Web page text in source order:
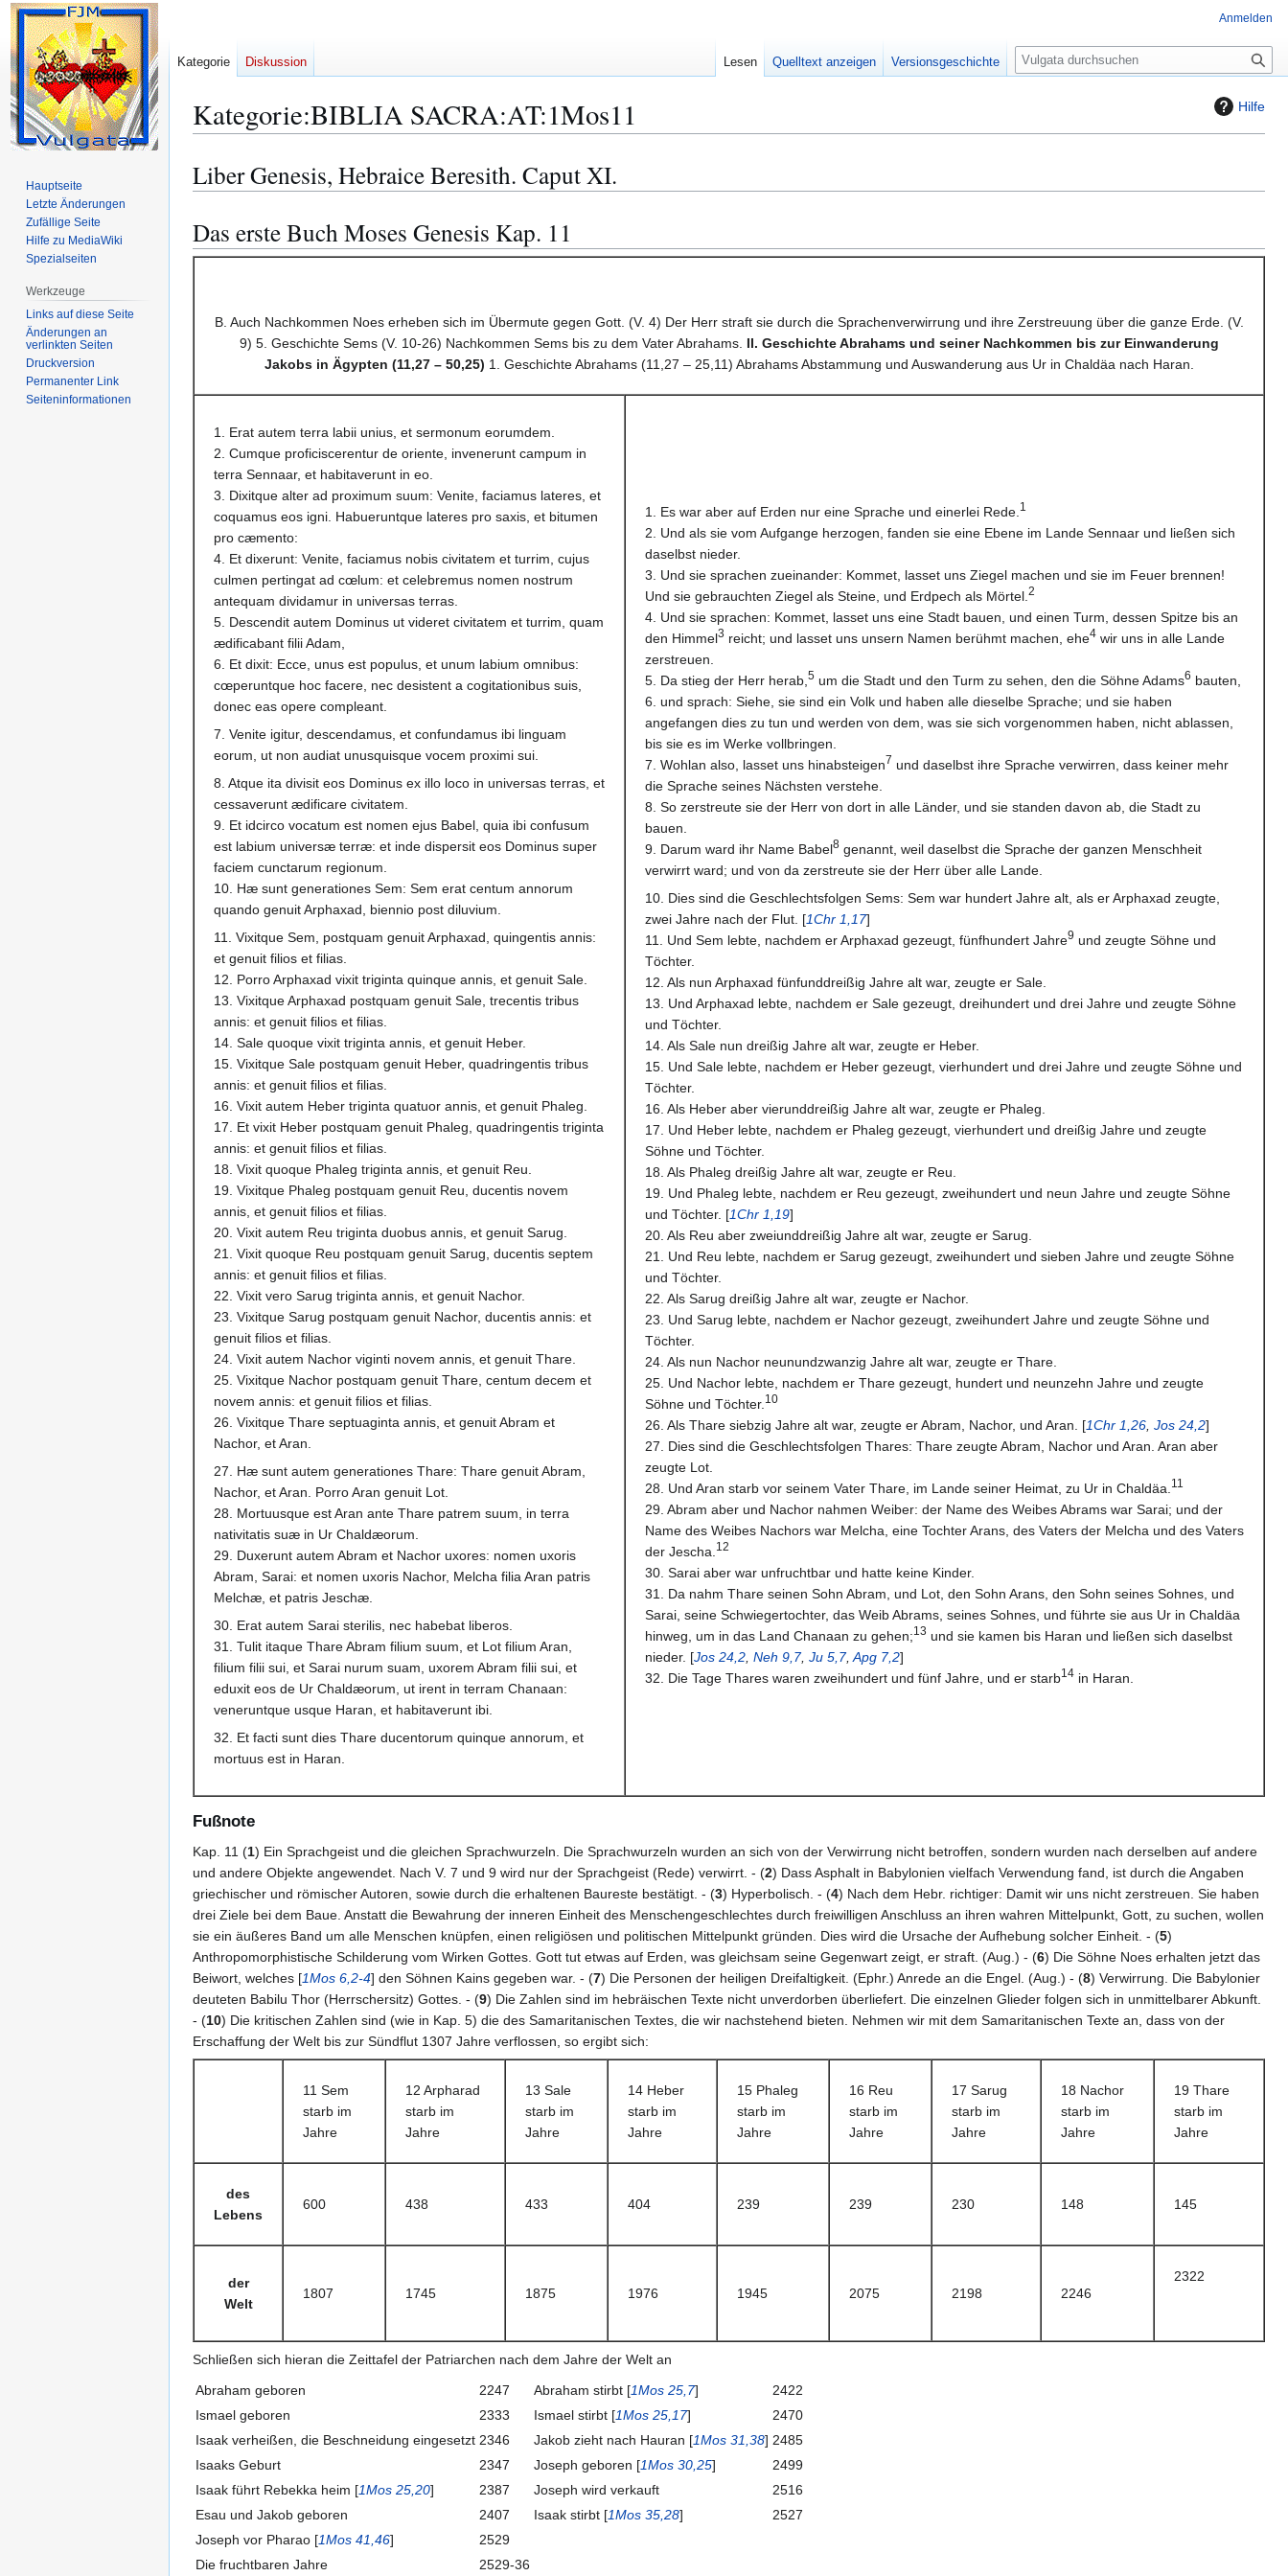
Hilfe
Kategorie:BIBLIA SACRA:AT:1Mos11
Zur
Navigation
Zur
Suche
Liber Genesis, Hebraice Beresith. Caput XI.
Das erste Buch Moses Genesis Kap. 11
B. Auch Nachkommen Noes erheben sich im Übermute gegen Gott. (V. 4) Der Herr straft sie durch die Sprachenverwirrung und ihre Zerstreuung über die ganze Erde. (V.
9) 5. Geschichte Sems (V. 10-26) Nachkommen Sems bis zu dem Vater Abrahams. II. Geschichte Abrahams und seiner Nachkommen bis zur Einwanderung
Jakobs in Ägypten (11,27 – 50,25) 1. Geschichte Abrahams (11,27 – 25,11) Abrahams Abstammung und Auswanderung aus Ur in Chaldäa nach Haran.
1. Erat autem terra labii unius, et sermonum eorumdem.
2. Cumque proficiscerentur de oriente, invenerunt campum in
terra Sennaar, et habitaverunt in eo.
3. Dixitque alter ad proximum suum: Venite, faciamus lateres, et
coquamus eos igni. Habueruntque lateres pro saxis, et bitumen
pro cæmento:
4. Et dixerunt: Venite, faciamus nobis civitatem et turrim, cujus
culmen pertingat ad cœlum: et celebremus nomen nostrum
antequam dividamur in universas terras.
5. Descendit autem Dominus ut videret civitatem et turrim, quam
ædificabant filii Adam,
6. Et dixit: Ecce, unus est populus, et unum labium omnibus:
cœperuntque hoc facere, nec desistent a cogitationibus suis,
donec eas opere compleant.
7. Venite igitur, descendamus, et confundamus ibi linguam
eorum, ut non audiat unusquisque vocem proximi sui.
8. Atque ita divisit eos Dominus ex illo loco in universas terras, et
cessaverunt ædificare civitatem.
9. Et idcirco vocatum est nomen ejus Babel, quia ibi confusum
est labium universæ terræ: et inde dispersit eos Dominus super
faciem cunctarum regionum.
10. Hæ sunt generationes Sem: Sem erat centum annorum
quando genuit Arphaxad, biennio post diluvium.
11. Vixitque Sem, postquam genuit Arphaxad, quingentis annis:
et genuit filios et filias.
12. Porro Arphaxad vixit triginta quinque annis, et genuit Sale.
13. Vixitque Arphaxad postquam genuit Sale, trecentis tribus
annis: et genuit filios et filias.
14. Sale quoque vixit triginta annis, et genuit Heber.
15. Vixitque Sale postquam genuit Heber, quadringentis tribus
annis: et genuit filios et filias.
16. Vixit autem Heber triginta quatuor annis, et genuit Phaleg.
17. Et vixit Heber postquam genuit Phaleg, quadringentis triginta
annis: et genuit filios et filias.
18. Vixit quoque Phaleg triginta annis, et genuit Reu.
19. Vixitque Phaleg postquam genuit Reu, ducentis novem
annis, et genuit filios et filias.
20. Vixit autem Reu triginta duobus annis, et genuit Sarug.
21. Vixit quoque Reu postquam genuit Sarug, ducentis septem
annis: et genuit filios et filias.
22. Vixit vero Sarug triginta annis, et genuit Nachor.
23. Vixitque Sarug postquam genuit Nachor, ducentis annis: et
genuit filios et filias.
24. Vixit autem Nachor viginti novem annis, et genuit Thare.
25. Vixitque Nachor postquam genuit Thare, centum decem et
novem annis: et genuit filios et filias.
26. Vixitque Thare septuaginta annis, et genuit Abram et
Nachor, et Aran.
27. Hæ sunt autem generationes Thare: Thare genuit Abram,
Nachor, et Aran. Porro Aran genuit Lot.
28. Mortuusque est Aran ante Thare patrem suum, in terra
nativitatis suæ in Ur Chaldæorum.
29. Duxerunt autem Abram et Nachor uxores: nomen uxoris
Abram, Sarai: et nomen uxoris Nachor, Melcha filia Aran patris
Melchæ, et patris Jeschæ.
30. Erat autem Sarai sterilis, nec habebat liberos.
31. Tulit itaque Thare Abram filium suum, et Lot filium Aran,
filium filii sui, et Sarai nurum suam, uxorem Abram filii sui, et
eduxit eos de Ur Chaldæorum, ut irent in terram Chanaan:
veneruntque usque Haran, et habitaverunt ibi.
32. Et facti sunt dies Thare ducentorum quinque annorum, et
mortuus est in Haran.
1. Es war aber auf Erden nur eine Sprache und einerlei Rede. 1
2. Und als sie vom Aufgange herzogen, fanden sie eine Ebene im Lande Sennaar und ließen sich
daselbst nieder.
3. Und sie sprachen zueinander: Kommet, lasset uns Ziegel machen und sie im Feuer brennen!
Und sie gebrauchten Ziegel als Steine, und Erdpech als Mörtel. 2
4. Und sie sprachen: Kommet, lasset uns eine Stadt bauen, und einen Turm, dessen Spitze bis an
den Himmel3 reicht; und lasset uns unsern Namen berühmt machen, ehe4 wir uns in alle Lande
zerstreuen.
5. Da stieg der Herr herab, 5 um die Stadt und den Turm zu sehen, den die Söhne Adams6 bauten,
6. und sprach: Siehe, sie sind ein Volk und haben alle dieselbe Sprache; und sie haben
angefangen dies zu tun und werden von dem, was sie sich vorgenommen haben, nicht ablassen,
bis sie es im Werke vollbringen.
7. Wohlan also, lasset uns hinabsteigen7 und daselbst ihre Sprache verwirren, dass keiner mehr
die Sprache seines Nächsten verstehe.
8. So zerstreute sie der Herr von dort in alle Länder, und sie standen davon ab, die Stadt zu
bauen.
9. Darum ward ihr Name Babel8 genannt, weil daselbst die Sprache der ganzen Menschheit
verwirrt ward; und von da zerstreute sie der Herr über alle Lande.
10. Dies sind die Geschlechtsfolgen Sems: Sem war hundert Jahre alt, als er Arphaxad zeugte,
zwei Jahre nach der Flut. [1Chr 1,17]
11. Und Sem lebte, nachdem er Arphaxad gezeugt, fünfhundert Jahre9 und zeugte Söhne und
Töchter.
12. Als nun Arphaxad fünfunddreißig Jahre alt war, zeugte er Sale.
13. Und Arphaxad lebte, nachdem er Sale gezeugt, dreihundert und drei Jahre und zeugte Söhne
und Töchter.
14. Als Sale nun dreißig Jahre alt war, zeugte er Heber.
15. Und Sale lebte, nachdem er Heber gezeugt, vierhundert und drei Jahre und zeugte Söhne und
Töchter.
16. Als Heber aber vierunddreißig Jahre alt war, zeugte er Phaleg.
17. Und Heber lebte, nachdem er Phaleg gezeugt, vierhundert und dreißig Jahre und zeugte
Söhne und Töchter.
18. Als Phaleg dreißig Jahre alt war, zeugte er Reu.
19. Und Phaleg lebte, nachdem er Reu gezeugt, zweihundert und neun Jahre und zeugte Söhne
und Töchter. [1Chr 1,19]
20. Als Reu aber zweiunddreißig Jahre alt war, zeugte er Sarug.
21. Und Reu lebte, nachdem er Sarug gezeugt, zweihundert und sieben Jahre und zeugte Söhne
und Töchter.
22. Als Sarug dreißig Jahre alt war, zeugte er Nachor.
23. Und Sarug lebte, nachdem er Nachor gezeugt, zweihundert Jahre und zeugte Söhne und
Töchter.
24. Als nun Nachor neunundzwanzig Jahre alt war, zeugte er Thare.
25. Und Nachor lebte, nachdem er Thare gezeugt, hundert und neunzehn Jahre und zeugte
Söhne und Töchter. 10
26. Als Thare siebzig Jahre alt war, zeugte er Abram, Nachor, und Aran. [1Chr 1,26 Jos 24,2]
27. Dies sind die Geschlechtsfolgen Thares: Thare zeugte Abram, Nachor und Aran. Aran aber
zeugte Lot.
28. Und Aran starb vor seinem Vater Thare, im Lande seiner Heimat, zu Ur in Chaldäa. 11
29. Abram aber und Nachor nahmen Weiber: der Name des Weibes Abrams war Sarai; und der
Name des Weibes Nachors war Melcha, eine Tochter Arans, des Vaters der Melcha und des Vaters
der Jescha. 12
30. Sarai aber war unfruchtbar und hatte keine Kinder.
31. Da nahm Thare seinen Sohn Abram, und Lot, den Sohn Arans, den Sohn seines Sohnes, und
Sarai, seine Schwiegertochter, das Weib Abrams, seines Sohnes, und führte sie aus Ur in Chaldäa
hinweg, um in das Land Chanaan zu gehen;13 und sie kamen bis Haran und ließen sich daselbst
nieder. [Jos 24,2 Neh 9,7, Ju 5,7, Apg 7,2]
32. Die Tage Thares waren zweihundert und fünf Jahre, und er starb14 in Haran.
Fußnote
Kap. 11 (1) Ein Sprachgeist und die gleichen Sprachwurzeln. Die Sprachwurzeln wurden an sich von der Verwirrung nicht betroffen, sondern wurden nach derselben auf andere
und andere Objekte angewendet. Nach V. 7 und 9 wird nur der Sprachgeist (Rede) verwirrt. - (2) Dass Asphalt in Babylonien vielfach Verwendung fand, ist durch die Angaben
griechischer und römischer Autoren, sowie durch die erhaltenen Baureste bestätigt. - (3) Hyperbolisch. - (4) Nach dem Hebr. richtiger: Damit wir uns nicht zerstreuen. Sie haben
drei Ziele bei dem Baue. Anstatt die Bewahrung der inneren Einheit des Menschengeschlechtes durch freiwilligen Anschluss an ihren wahren Mittelpunkt, Gott, zu suchen, wollen
sie ein äußeres Band um alle Menschen knüpfen, einen religiösen und politischen Mittelpunkt gründen. Dies wird die Ursache der Aufhebung solcher Einheit. - (5)
Anthropomorphistische Schilderung vom Wirken Gottes. Gott tut etwas auf Erden, was gleichsam seine Gegenwart zeigt, er straft. (Aug.) - (6) Die Söhne Noes erhalten jetzt das
Beiwort, welches [1Mos 6,2-4] den Söhnen Kains gegeben war. - (7) Die Personen der heiligen Dreifaltigkeit. (Ephr.) Anrede an die Engel. (Aug.) - (8) Verwirrung. Die Babylonier
deuteten Babilu Thor (Herrschersitz) Gottes. - (9) Die Zahlen sind im hebräischen Texte nicht unverdorben überliefert. Die einzelnen Glieder folgen sich in unmittelbarer Abkunft.
- (10) Die kritischen Zahlen sind (wie in Kap. 5) die des Samaritanischen Textes, die wir nachstehend bieten. Nehmen wir mit dem Samaritanischen Texte an, dass von der
Erschaffung der Welt bis zur Sündflut 1307 Jahre verflossen, so ergibt sich:
11 Sem
starb im
Jahre
12 Arpharad
starb im
Jahre
13 Sale
starb im
Jahre
14 Heber
starb im
Jahre
15 Phaleg
starb im
Jahre
16 Reu
starb im
Jahre
17 Sarug
starb im
Jahre
18 Nachor
starb im
Jahre
19 Thare
starb im
Jahre
des
Lebens
600 438 433 404 239 239 230 148 145
der
Welt
1807 1745 1875 1976 1945 2075 2198 2246
2322
Schließen sich hieran die Zeittafel der Patriarchen nach dem Jahre der Welt an
Abraham geboren
2247 Abraham stirbt [1Mos 25,7]
2422
Ismael geboren
2333 Ismael stirbt [1Mos 25,17]
2470
Isaak verheißen, die Beschneidung eingesetzt 2346 Jakob zieht nach Hauran [1Mos 31,38] 2485
Isaaks Geburt
2347 Joseph geboren [1Mos 30,25]
2499
Isaak führt Rebekka heim [1Mos 25,20] 2387 Joseph wird verkauft
2516
Esau und Jakob geboren
2407 Isaak stirbt [1Mos 35,28]
2527
Joseph vor Pharao [1Mos 41,46]
2529
Die fruchtbaren Jahre
2529-36
Anmelden
Kategorie Diskussion Lesen Quelltext anzeigen Versionsgeschichte
S
u
e
Hauptseite
Letzte Änderungen
Zufällige Seite
Hilfe zu MediaWiki
Spezialseiten
Werkzeuge
Links auf diese Seite
Änderungen an
verlinkten Seiten
Druckversion
Permanenter Link
Seiten­­informationen